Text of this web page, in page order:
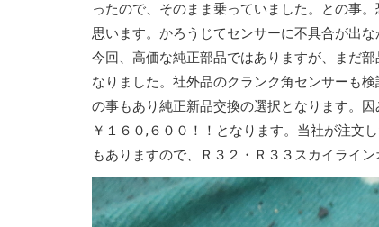
ったので、そのまま乗っていました。との事
思います。かろうじてセンサーに不具合が出
今回、高価な純正部品ではありますが、まだ
なりました。社外品のクランク角センサーも
の事もあり純正新品交換の選択となります。
￥１６０,６００！！となります。当社が注文
もありますので、Ｒ３２・Ｒ３３スカイライ